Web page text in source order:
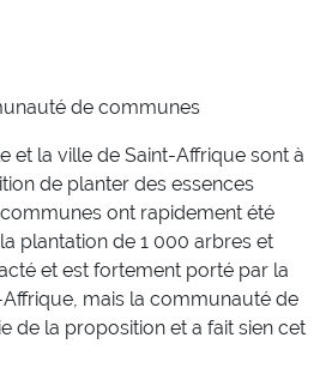
de communes
et la ville de Saint-Affrique sont à
de planter des essences
ont rapidement été
plantation de 1 000 arbres et
et est fortement porté par la
mais la communauté de
de la proposition et a fait sien cet